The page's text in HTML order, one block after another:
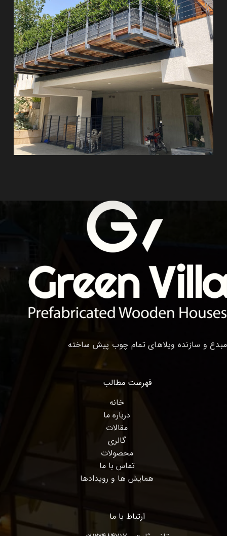
مبدع و سازنده ویلاهای تمام چوب پیش ساخته
فهرست مطالب
خانه
درباره ما
مقالات
گالری
محصولات
تماس با ما
همایش ها و رویدادها
ارتباط با ما